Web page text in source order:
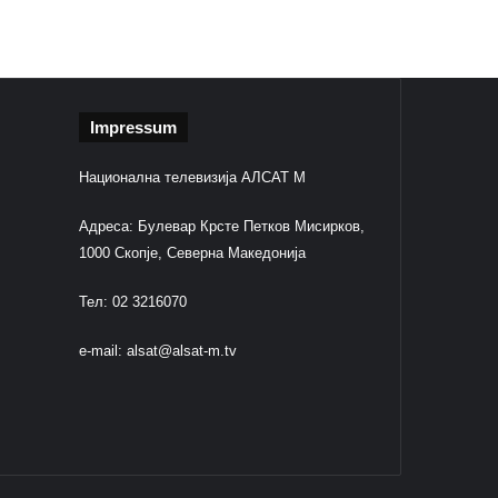
Impressum
Национална телевизија АЛСАТ М
Адреса: Булевар Крсте Петков Мисирков,
1000 Скопје, Северна Македонија
Тел: 02 3216070
e-mail: alsat@alsat-m.tv